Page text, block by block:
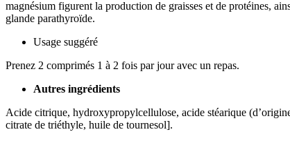
magnésium figurent la production de graisses et de protéines,
glande parathyroïde.
Usage suggéré
Prenez 2 comprimés 1 à 2 fois par jour avec un repas.
Autres ingrédients
Acide citrique, hydroxypropylcellulose, acide stéarique
citrate de triéthyle, huile de tournesol].